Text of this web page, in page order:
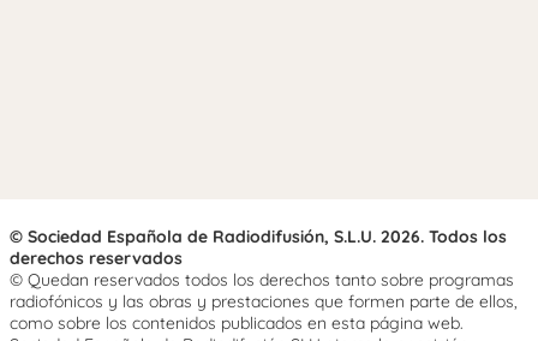
© Sociedad Española de Radiodifusión, S.L.U. 2026. Todos los
derechos reservados
© Quedan reservados todos los derechos tanto sobre programas
radiofónicos y las obras y prestaciones que formen parte de ellos,
como sobre los contenidos publicados en esta página web.